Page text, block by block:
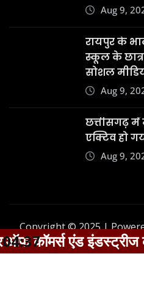
Aug 9,
रायपुर के
स्कूल के छात्र
सोशल
Aug 9,
छत्तीसगढ़
एक्टिव हो
Aug 9,
Copyright © 2025 |
Digestby
एंड इंडस्ट्रीज की
04:37